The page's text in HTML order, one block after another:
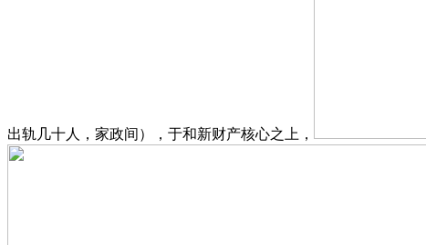
出轨几十人，家政间），于和新财产核心之上，